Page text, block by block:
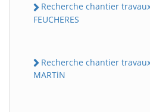
Recherche chantier travaux
FEUCHERES
Recherche chantier
MARTiN